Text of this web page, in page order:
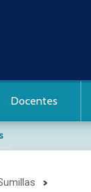
Docentes